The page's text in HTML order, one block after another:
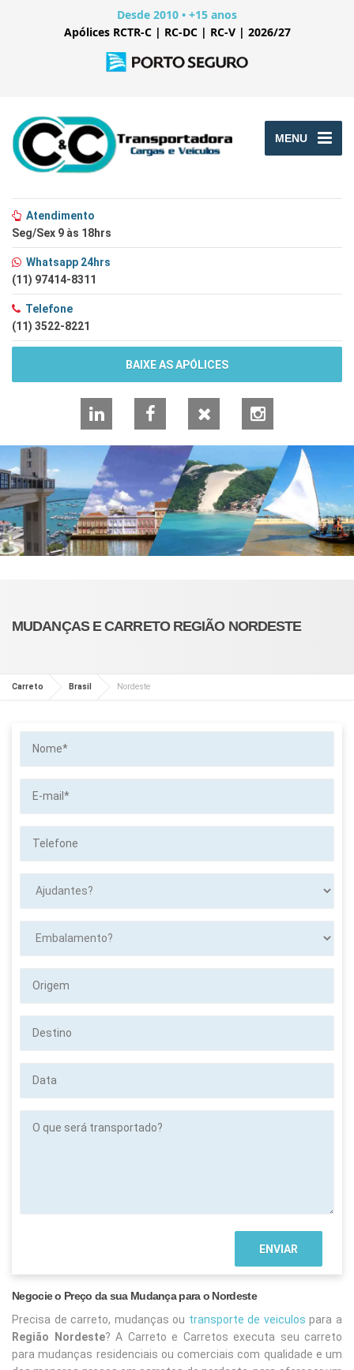
Desde 2010 • +15 anos
Apólices RCTR-C | RC-DC | RC-V | 2026/27
MENU
Atendimento
Seg/Sex 9 às 18hrs
Whatsapp 24hrs
(11) 97414-8311
Telefone
(11) 3522-8221
BAIXE AS APÓLICES
LinkedInFacebook Instagram
MUDANÇAS E CARRETO REGIÃO NORDESTE
Carreto Brasil Nordeste
mail*
que
Negocie o Preço da sua Mudança para o Nordeste
Precisa de carreto, mudanças ou transporte de veiculos para a
Região Nordeste? A Carreto e Carretos executa seu carreto
para mudanças residenciais ou comerciais com qualidade e um